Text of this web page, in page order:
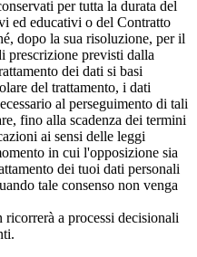
per tutta la durata del
ed educativi o del Contratto
dopo la sua risoluzione, per il
prescrizione previsti dalla
dei dati si basi
del trattamento, i dati
al perseguimento di tali
fino alla scadenza dei termini
ai sensi delle leggi
in cui l'opposizione sia
dei tuoi dati personali
tale consenso non venga
a processi decisionali